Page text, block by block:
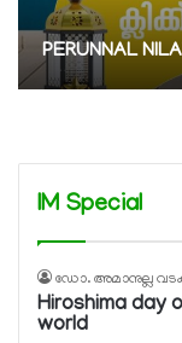
PERUNNAL
IM Special
ഡോ. അമാനുല്ല
Hiroshima day
world